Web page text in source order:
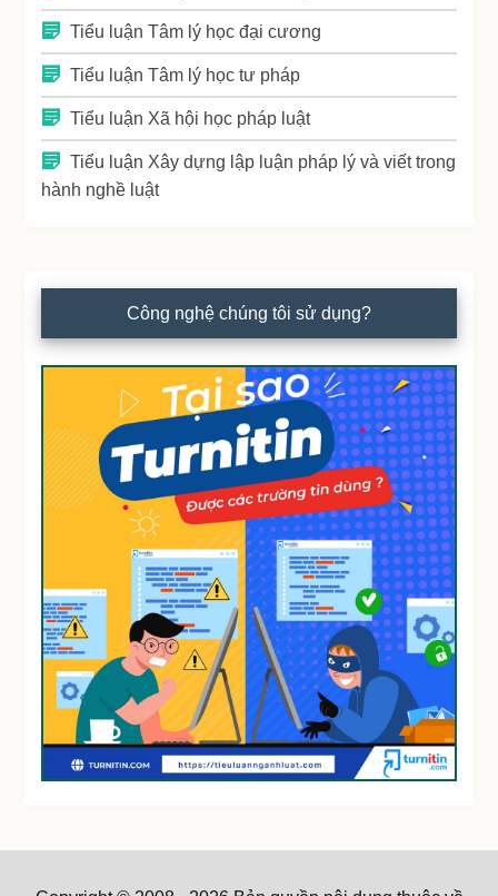
Tiểu luận Tâm lý học đại cương
Tiểu luận Tâm lý học tư pháp
Tiểu luận Xã hội học pháp luật
Tiểu luận Xây dựng lập luận pháp lý và viết trong
hành nghề luật
Công nghệ chúng tôi sử dụng?